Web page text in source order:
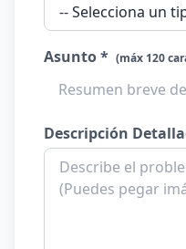
Asunto * (máx 120
Descripción